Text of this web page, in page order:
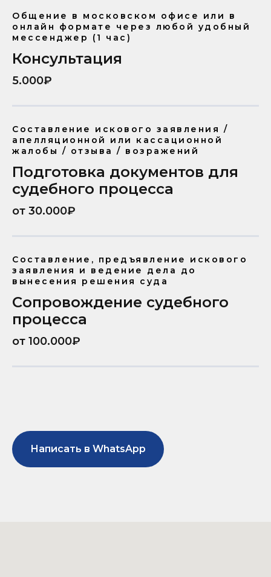
Общение в московском офисе или в
онлайн формате через любой удобный
мессенджер (1 час)
Консультация
5.000₽
Составление искового заявления /
апелляционной или кассационной
жалобы / отзыва / возражений
Подготовка документов для
судебного процесса
от 30.000₽
Составление, предъявление искового
заявления и ведение дела до
вынесения решения суда
Сопровождение судебного
процесса
от 100.000₽
Написать в WhatsApp